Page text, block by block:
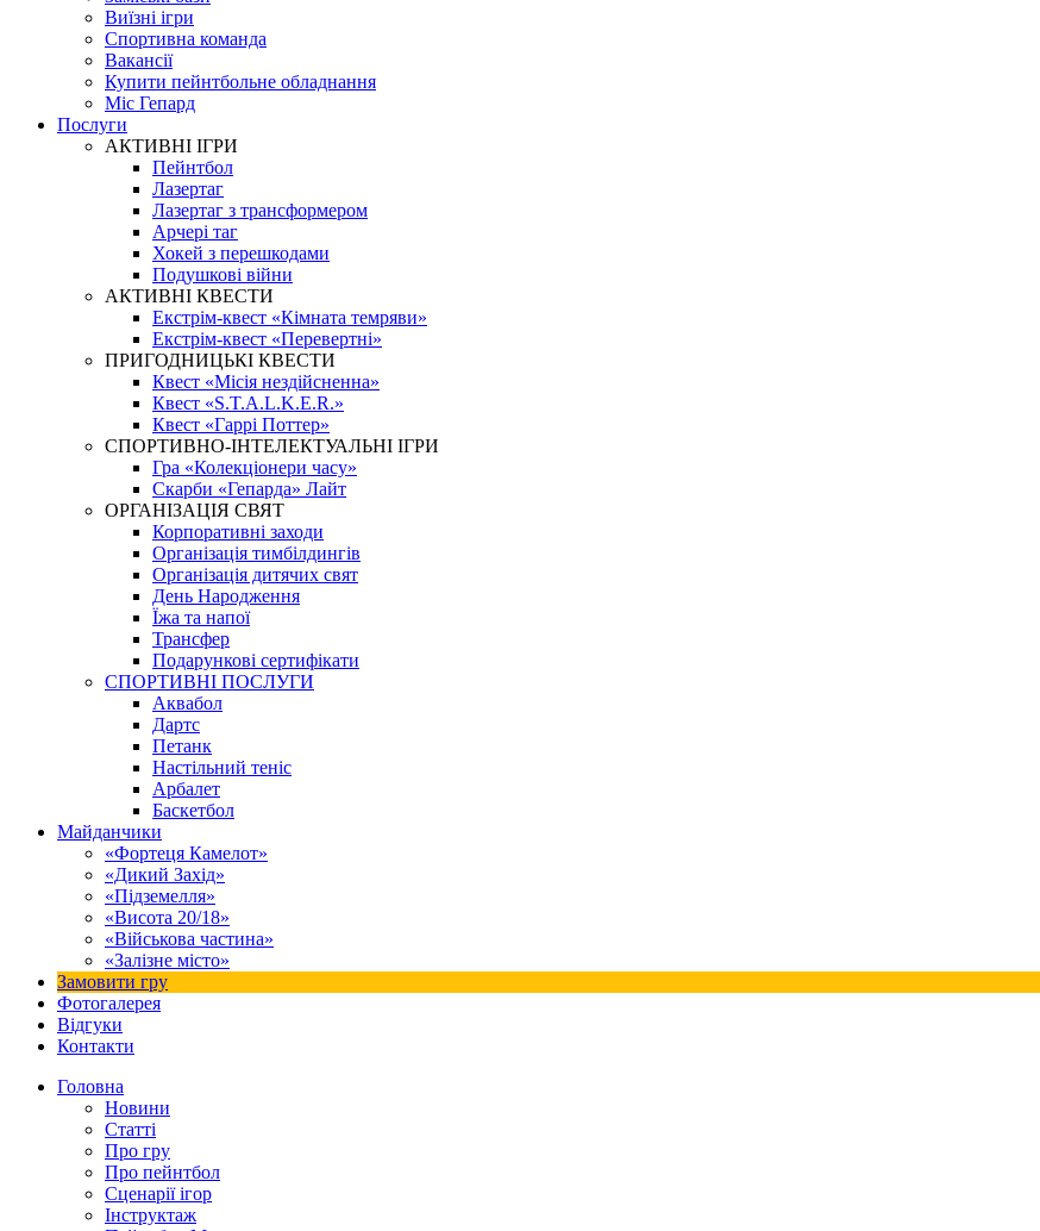
Виїзні ігри
Спортивна команда
Вакансії
Купити пейнтбольне обладнання
Міс Гепард
Послуги
АКТИВНІ ІГРИ
Пейнтбол
Лазертаг
Лазертаг з трансформером
Арчері таг
Хокей з перешкодами
Подушкові війни
АКТИВНІ КВЕСТИ
Екстрім-квест «Кімната темряви»
Екстрім-квест «Перевертні»
ПРИГОДНИЦЬКІ КВЕСТИ
Квест «Місія нездійсненна»
Квест «S.T.A.L.K.E.R.»
Квест «Гаррі Поттер»
СПОРТИВНО-ІНТЕЛЕКТУАЛЬНІ ІГРИ
Гра «Колекціонери часу»
Скарби «Гепарда» Лайт
ОРГАНІЗАЦІЯ СВЯТ
Корпоративні заходи
Організація тимбілдингів
Організація дитячих свят
День Народження
Їжа та напої
Трансфер
Подарункові сертифікати
СПОРТИВНІ ПОСЛУГИ
Аквабол
Дартс
Петанк
Настільний теніс
Арбалет
Баскетбол
Майданчики
«Фортеця Камелот»
«Дикий Захід»
«Підземелля»
«Висота 20/18»
«Військова частина»
«Залізне місто»
Замовити гру
Фотогалерея
Відгуки
Контакти
Головна
Новини
Статті
Про гру
Про пейнтбол
Сценарії ігор
Інструктаж